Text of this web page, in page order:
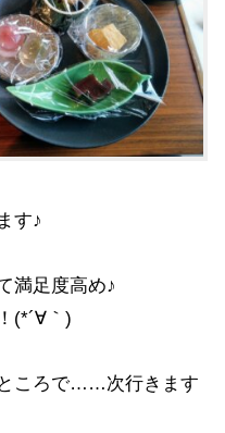
す♪
満足度高め♪
(*´∀｀)
ころで……次行きます